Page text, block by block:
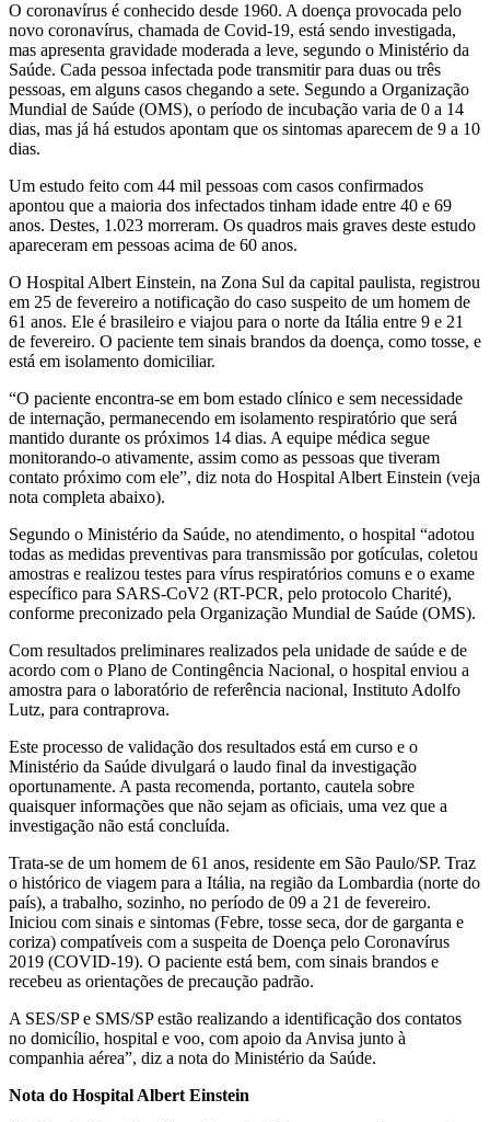
O coronavírus é conhecido desde 1960. A doença provocada pelo
novo coronavírus, chamada de Covid-19, está sendo investigada,
mas apresenta gravidade moderada a leve, segundo o Ministério da
Saúde. Cada pessoa infectada pode transmitir para duas ou três
pessoas, em alguns casos chegando a sete. Segundo a Organização
Mundial de Saúde (OMS), o período de incubação varia de 0 a 14
dias, mas já há estudos apontam que os sintomas aparecem de 9 a 10
dias.
Um estudo feito com 44 mil pessoas com casos confirmados
apontou que a maioria dos infectados tinham idade entre 40 e 69
anos. Destes, 1.023 morreram. Os quadros mais graves deste estudo
apareceram em pessoas acima de 60 anos.
O Hospital Albert Einstein, na Zona Sul da capital paulista, registrou
em 25 de fevereiro a notificação do caso suspeito de um homem de
61 anos. Ele é brasileiro e viajou para o norte da Itália entre 9 e 21
de fevereiro. O paciente tem sinais brandos da doença, como tosse, e
está em isolamento domiciliar.
“O paciente encontra-se em bom estado clínico e sem necessidade
de internação, permanecendo em isolamento respiratório que será
mantido durante os próximos 14 dias. A equipe médica segue
monitorando-o ativamente, assim como as pessoas que tiveram
contato próximo com ele”, diz nota do Hospital Albert Einstein (veja
nota completa abaixo).
Segundo o Ministério da Saúde, no atendimento, o hospital “adotou
todas as medidas preventivas para transmissão por gotículas, coletou
amostras e realizou testes para vírus respiratórios comuns e o exame
específico para SARS-CoV2 (RT-PCR, pelo protocolo Charité),
conforme preconizado pela Organização Mundial de Saúde (OMS).
Com resultados preliminares realizados pela unidade de saúde e de
acordo com o Plano de Contingência Nacional, o hospital enviou a
amostra para o laboratório de referência nacional, Instituto Adolfo
Lutz, para contraprova.
Este processo de validação dos resultados está em curso e o
Ministério da Saúde divulgará o laudo final da investigação
oportunamente. A pasta recomenda, portanto, cautela sobre
quaisquer informações que não sejam as oficiais, uma vez que a
investigação não está concluída.
Trata-se de um homem de 61 anos, residente em São Paulo/SP. Traz
o histórico de viagem para a Itália, na região da Lombardia (norte do
país), a trabalho, sozinho, no período de 09 a 21 de fevereiro.
Iniciou com sinais e sintomas (Febre, tosse seca, dor de garganta e
coriza) compatíveis com a suspeita de Doença pelo Coronavírus
2019 (COVID-19). O paciente está bem, com sinais brandos e
recebeu as orientações de precaução padrão.
A SES/SP e SMS/SP estão realizando a identificação dos contatos
no domicílio, hospital e voo, com apoio da Anvisa junto à
companhia aérea”, diz a nota do Ministério da Saúde.
Nota do Hospital Albert Einstein